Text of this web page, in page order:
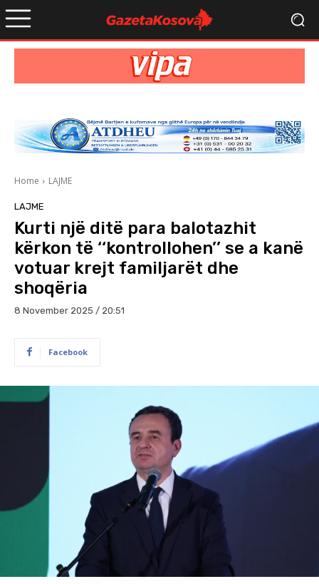
Home LAJME
LAJME
Kurti një ditë para balotazhit
kërkon të ‘‘kontrollohen’’ se a kanë
votuar krejt familjarët dhe
shoqëria
8 November 2025 / 20:51
Facebook